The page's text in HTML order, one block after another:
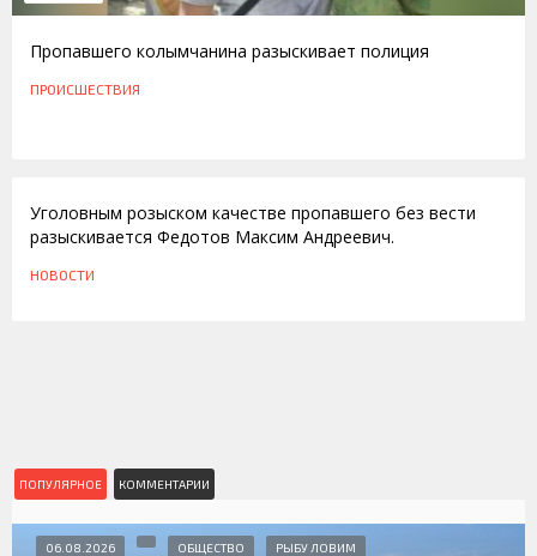
Пропавшего колымчанина разыскивает полиция
ПРОИСШЕСТВИЯ
Уголовным розыском качестве пропавшего без вести
разыскивается Федотов Максим Андреевич.
НОВОСТИ
ПОПУЛЯРНОЕ КОММЕНТАРИИ
06.08.2026 ОБЩЕСТВО РЫБУ ЛОВИМ